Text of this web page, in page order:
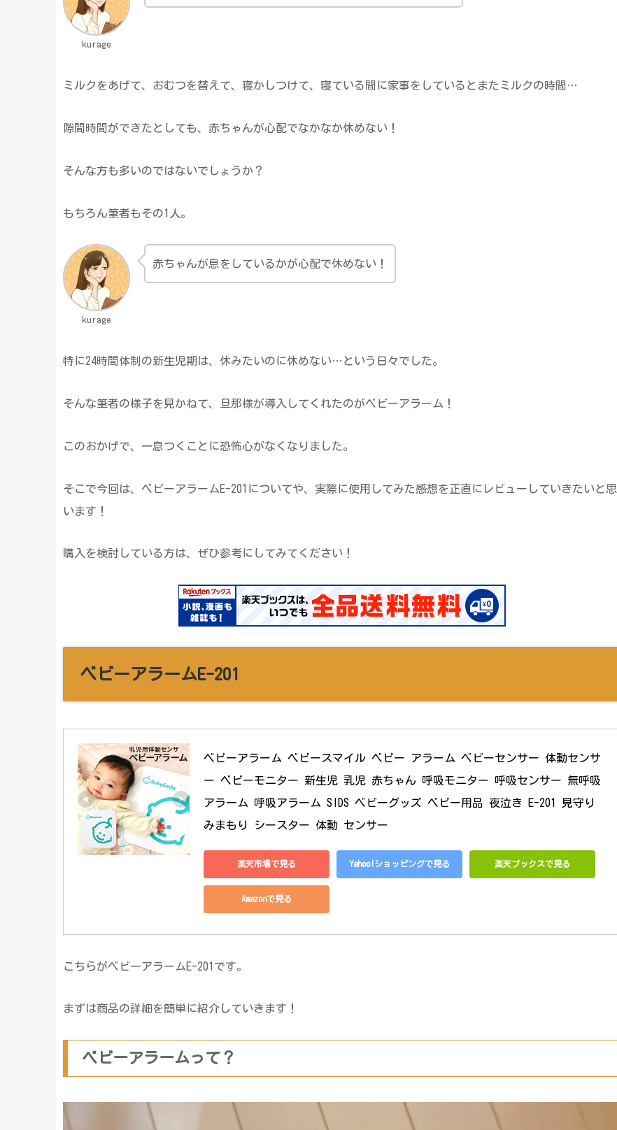
kurage
ミルクをあげて、おむつを替えて、寝かしつけて、寝ている間に家事をしているとまたミルクの時間…
隙間時間ができたとしても、赤ちゃんが心配でなかなか休めない！
そんな方も多いのではないでしょうか？
もちろん筆者もその1人。
kurage
赤ちゃんが息をしているかが心配で休めない！
特に24時間体制の新生児期は、休みたいのに休めない…という日々でした。
そんな筆者の様子を見かねて、旦那様が導入してくれたのがベビーアラーム！
このおかげで、一息つくことに恐怖心がなくなりました。
そこで今回は、ベビーアラームE-201についてや、実際に使用してみた感想を正直にレビューしていきたいと思
います！
購入を検討している方は、ぜひ参考にしてみてください！
ベビーアラームE-201
ベビーアラーム ベビースマイル ベビー アラーム ベビーセンサー 体動センサ
ー ベビーモニター 新生児 乳児 赤ちゃん 呼吸モニター 呼吸センサー 無呼吸
アラーム 呼吸アラーム SIDS ベビーグッズ ベビー用品 夜泣き E-201 見守り
みまもり シースター 体動 センサー
楽天市場で見る Yahoo!ショッピングで見る 楽天ブックスで見る
Amazonで見る
こちらがベビーアラームE-201です。
まずは商品の詳細を簡単に紹介していきます！
ベビーアラームって？